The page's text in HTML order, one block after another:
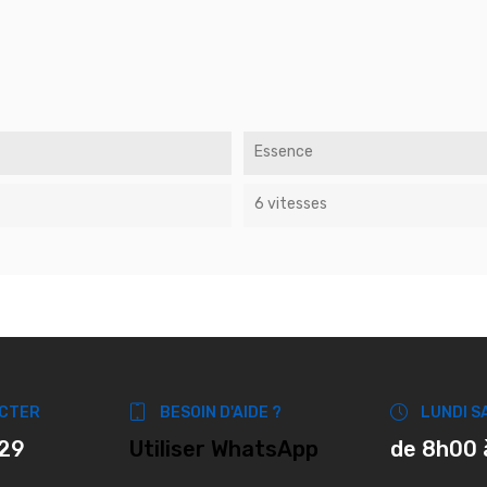
Essence
6 vitesses
BESOIN D'AIDE ?
Utiliser WhatsApp
LUNDI
de 8h00